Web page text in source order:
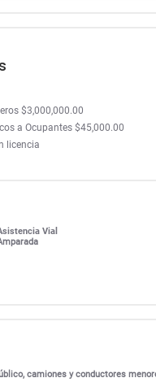
$3,000,000.00
a Ocupantes $45,000.00
licencia
Vial
camiones y conductores